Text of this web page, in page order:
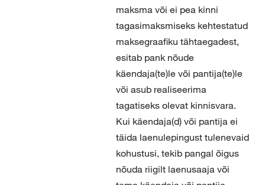
maksma või ei pea kinni
tagasimaksmiseks kehtestatud
maksegraafiku tähtaegadest,
esitab pank nõude
käendaja(te)le või pantija(te)le
või asub realiseerima
tagatiseks olevat kinnisvara.
Kui käendaja(d) või pantija ei
täida laenulepingust tulenevaid
kohustusi, tekib pangal õigus
nõuda riigilt laenusaaja või